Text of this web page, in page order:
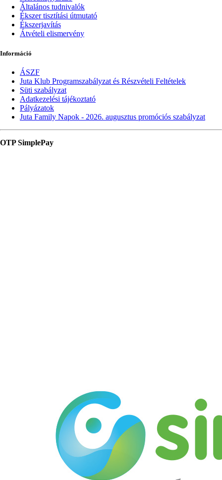
Általános tudnivalók
Ékszer tisztítási útmutató
Ékszerjavítás
Átvételi elismervény
Információ
ÁSZF
Juta Klub Programszabályzat és Részvételi Feltételek
Süti szabályzat
Adatkezelési tájékoztató
Pályázatok
Juta Family Napok - 2026. augusztus promóciós szabályzat
OTP SimplePay